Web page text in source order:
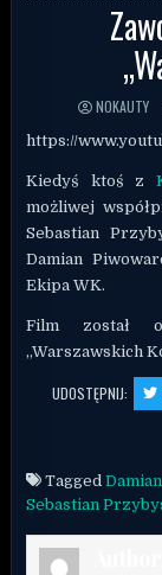
NOKAUTY
https://
Kiedyś ktoś z
możliwej
Sebastian
Damian
Ekipa WK.
Film został
„Warszawskich
UDOSTĘPNIJ:
Tagged
Sebastian